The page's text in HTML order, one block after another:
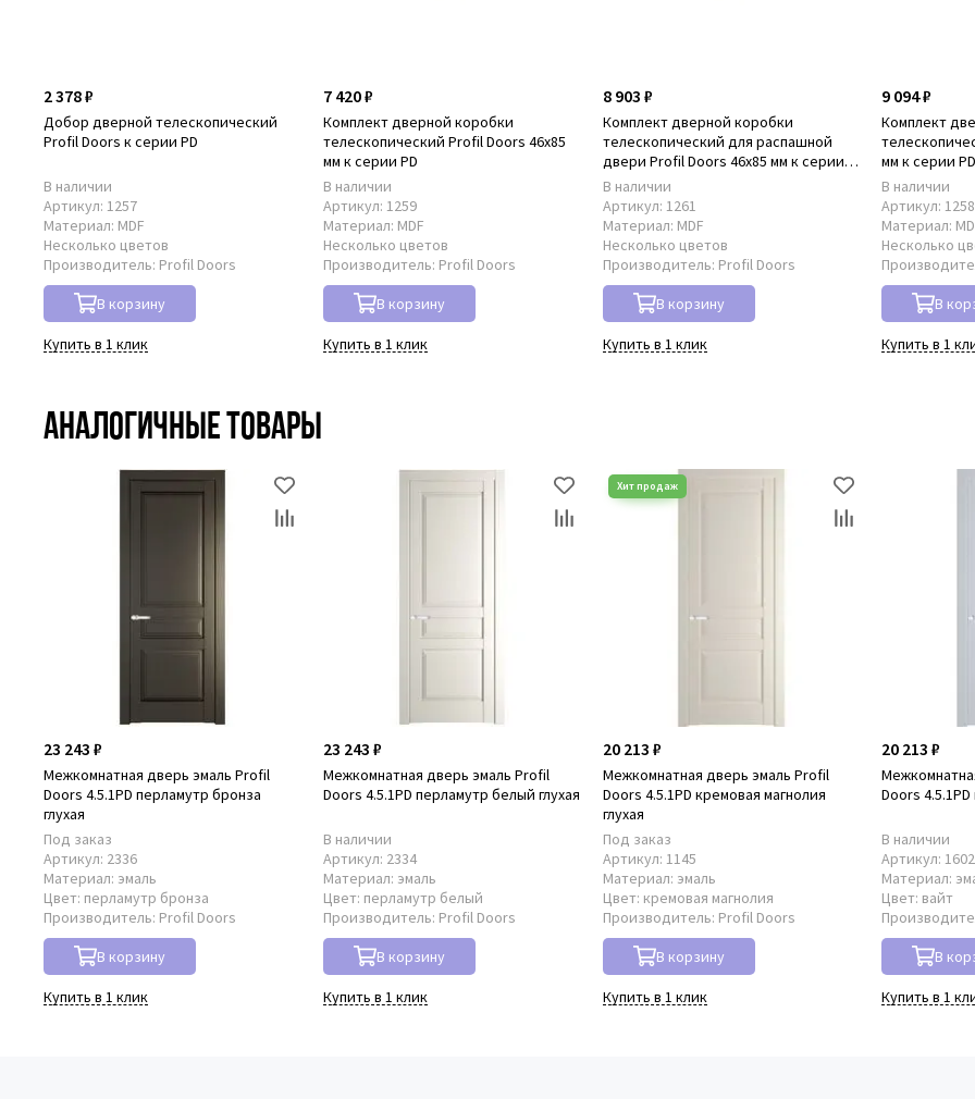
2 378 ₽
Добор дверной телескопический
Profil Doors к серии PD
В наличии
Артикул: 1257
Материал: MDF
Несколько цветов
Производитель: Profil Doors
В корзину
Купить в 1 клик
7 420 ₽
Комплект дверной коробки
телескопический Profil Doors 46x85
мм к серии PD
В наличии
Артикул: 1259
Материал: MDF
Несколько цветов
Производитель: Profil Doors
В корзину
Купить в 1 клик
8 903 ₽
Комплект дверной коробки
телескопический для распашной
двери Profil Doors 46x85 мм к серии
PD
В наличии
Артикул: 1261
Материал: MDF
Несколько цветов
Производитель: Profil Doors
В корзину
Купить в 1 клик
9 094 ₽
Комплект
мм к серии PD
В наличии
Артикул: 1258
Материал:
Несколько
В
Купить в 1
Аналогичные товары
23 243 ₽
Межкомнатная дверь эмаль Profil
Doors 4.5.1PD перламутр бронза
глухая
Под заказ
Артикул: 2336
Материал: эмаль
Цвет: перламутр бронза
Производитель: Profil Doors
В корзину
Купить в 1 клик
23 243 ₽
Межкомнатная дверь эмаль Profil
Doors 4.5.1PD перламутр белый глухая
В наличии
Артикул: 2334
Материал: эмаль
Цвет: перламутр белый
Производитель: Profil Doors
В корзину
Купить в 1 клик
20 213 ₽
Межкомнатная дверь эмаль Profil
Doors 4.5.1PD кремовая магнолия
глухая
Под заказ
Артикул: 1145
Материал: эмаль
Цвет: кремовая магнолия
Производитель: Profil Doors
В корзину
Купить в 1 клик
20 213 ₽
Doors 4.5.1PD
В наличии
Артикул: 1602
Материал:
Цвет: вайт
В
Купить в 1